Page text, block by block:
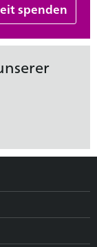
spenden